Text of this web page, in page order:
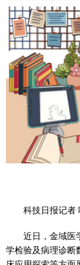
科技日报记
近日，金域医
学检验及病理诊断